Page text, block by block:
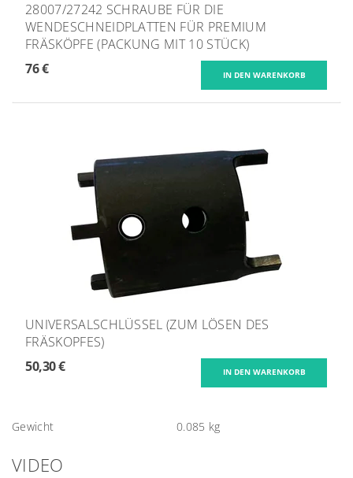
28007/27242 SCHRAUBE FÜR DIE
WENDESCHNEIDPLATTEN FÜR PREMIUM
FRÄSKÖPFE (PACKUNG MIT 10 STÜCK)
76 €
UNIVERSALSCHLÜSSEL (ZUM LÖSEN DES
FRÄSKOPFES)
50,30 €
Gewicht 0.085 kg
VIDEO